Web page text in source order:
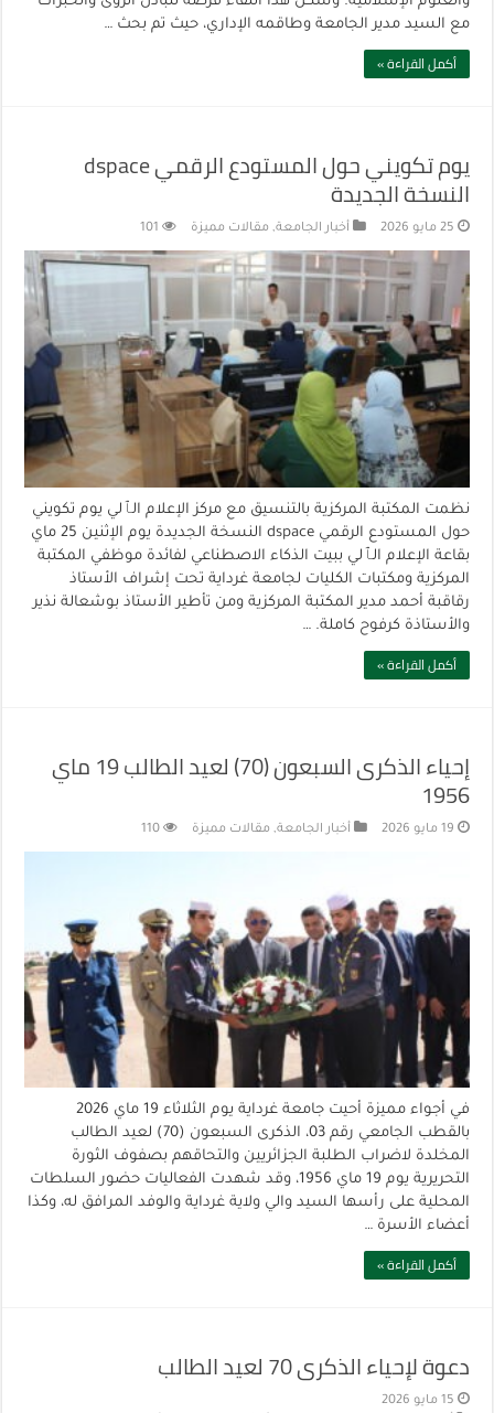
مع السيد مدير الجامعة وطاقمه الإداري، حيث تم بحث …
أكمل القراءة »
يوم تكويني حول المستودع الرقمي dspace
النسخة الجديدة
25 مايو 2026 أخبار الجامعة, مقالات مميزة 101
نظمت المكتبة المركزية بالتنسيق مع مركز الإعلام الٱلي يوم تكويني
حول المستودع الرقمي dspace النسخة الجديدة يوم الإثنين 25 ماي
بقاعة الإعلام الٱلي ببيت الذكاء الاصطناعي لفائدة موظفي المكتبة
المركزية ومكتبات الكليات لجامعة غرداية تحت إشراف الأستاذ
رقاقبة أحمد مدير المكتبة المركزية ومن تأطير الأستاذ بوشعالة نذير
والأستاذة كرفوح كاملة. …
أكمل القراءة »
إحياء الذكرى السبعون (70) لعيد الطالب 19 ماي
1956
19 مايو 2026 أخبار الجامعة, مقالات مميزة 110
في أجواء مميزة أحيت جامعة غرداية يوم الثلاثاء 19 ماي 2026
بالقطب الجامعي رقم 03، الذكرى السبعون (70) لعيد الطالب
المخلدة لاضراب الطلبة الجزائريين والتحاقهم بصفوف الثورة
التحريرية يوم 19 ماي 1956، وقد شهدت الفعاليات حضور السلطات
المحلية على رأسها السيد والي ولاية غرداية والوفد المرافق له، وكذا
أعضاء الأسرة …
أكمل القراءة »
دعوة لإحياء الذكرى 70 لعيد الطالب
15 مايو 2026